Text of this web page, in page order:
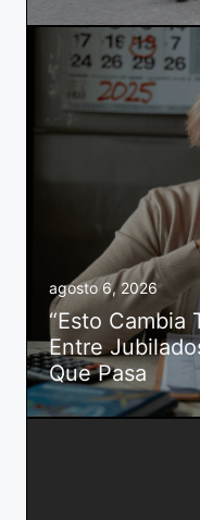
agosto 6, 2026
“Esto Cambia
Entre
Que Pasa